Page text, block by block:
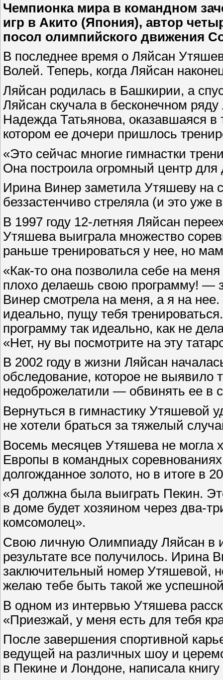
Чемпионка мира в командном
игр в Акито (Япония), автор
посол олимпийского движения
В последнее время о Ляйсан
Волей. Теперь, когда Ляйсан
Ляйсан родилась в Башкирии, а
Ляйсан скучала в бесконечном
Надежда Татьянова, оказавшаяся в
котором ее дочери пришлось
«Это сейчас многие гимнастки
Она построила огромный центр для
Ирина Винер заметила Утяшеву на
беззастенчиво стреляла (и это уже
В 1997 году 12-летняя Ляйсан
Утяшева выиграла множество
раньше тренироваться у нее, но
«Как-то она позволила себе на
плохо делаешь свою программу! —
Винер смотрела на меня, а я на
идеально, пущу тебя
программу так идеально, как не
«Нет, ну вы посмотрите на эту
В 2002 году в жизни Ляйсан
обследование, которое не выявило
недоброжелатили — обвинять ее в
Вернуться в гимнастику Утяшевой
не хотели браться за тяжелый
Восемь месяцев Утяшева не могла
Европы в командных
долгожданное золото, но в итоге в
«Я должна была выиграть Пекин.
в доме будет хозяином через два-
комсомолец».
Свою личную Олимпиаду Ляйсан в
результате все получилось. Ирина
заключительный номер Утяшевой,
желаю тебе быть такой же
В одном из интервью Утяшева
«Приезжай, у меня есть для тебя
После завершения спортивной
ведущей на различных шоу и
в Пекине и Лондоне, написала